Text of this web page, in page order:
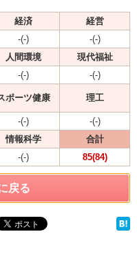
経済
経営
-(-)
-(-)
人間環境
現代福祉
-(-)
-(-)
ポーツ健康 理工
-(-)
-(-)
情報科学
合計
-(-) 85(84)
戻る